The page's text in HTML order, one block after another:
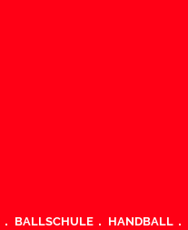
BALLSCHULE HANDBALL